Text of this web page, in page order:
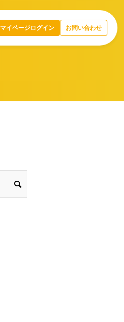
マイページログイン お問い合わせ